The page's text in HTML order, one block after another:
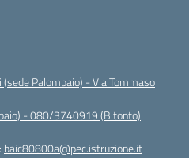
Palombaio) - Via Tommaso
- 080/3740919 (Bitonto)
baic80800a@pec.istruzione.it